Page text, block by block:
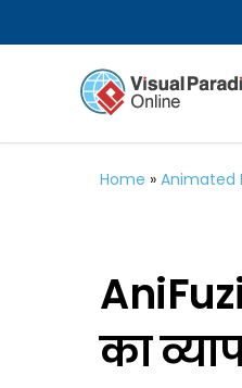
Home » Animated
का